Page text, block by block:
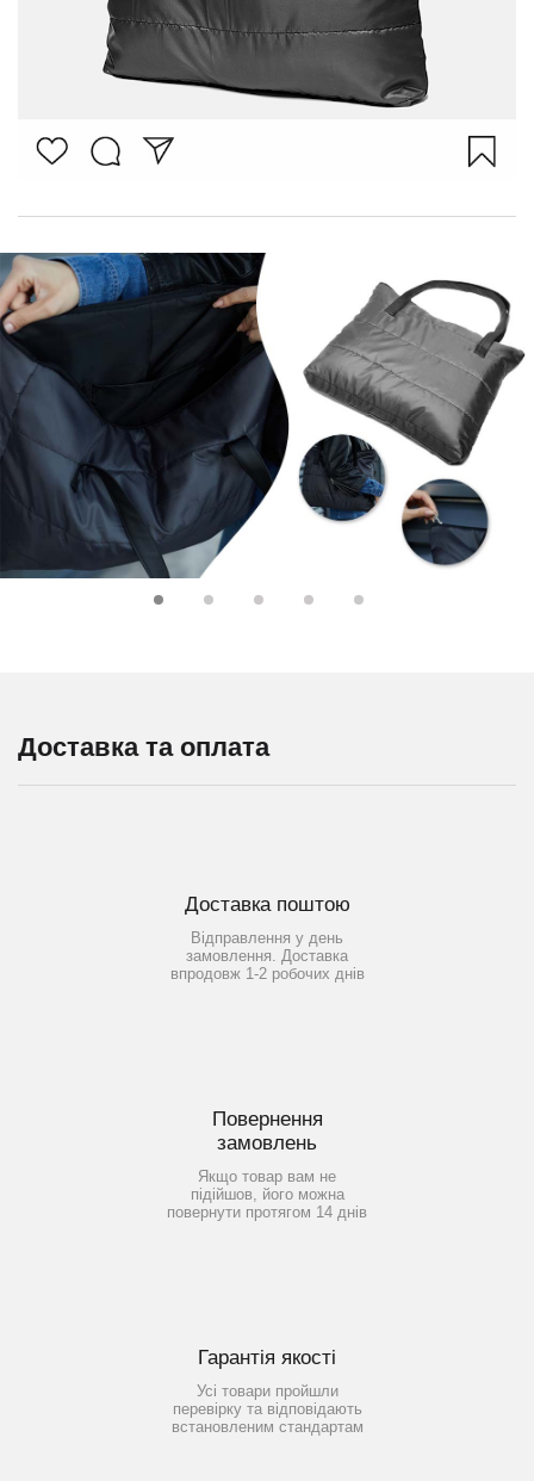
Доставка та оплата
Доставка поштою
Відправлення у день
замовлення. Доставка
впродовж 1-2 робочих днів
Повернення
замовлень
Якщо товар вам не
підійшов, його можна
повернути протягом 14 днів
Гарантія якості
Усі товари пройшли
перевірку та відповідають
встановленим стандартам